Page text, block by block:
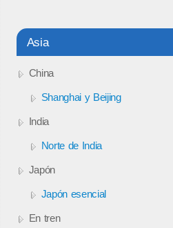
Asia
China
Shanghai y Beijing
India
Norte de India
Japón
Japón esencial
En tren